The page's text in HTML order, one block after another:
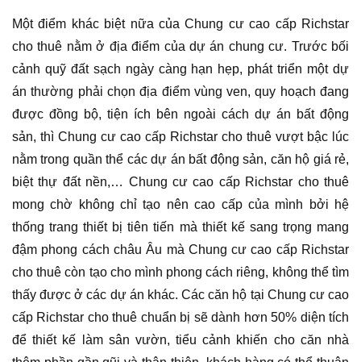
Một điểm khác biệt nữa của Chung cư cao cấp Richstar
cho thuê nằm ở địa điểm của dự án chung cư. Trước bối
cảnh quỹ đất sạch ngày càng hạn hẹp, phát triển một dự
án thường phải chọn địa điểm vùng ven, quy hoạch đang
được đồng bộ, tiện ích bên ngoài cách dự án bất động
sản, thì Chung cư cao cấp Richstar cho thuê vượt bậc lúc
nằm trong quần thể các dự án bất động sản, căn hộ giá rẻ,
biệt thự đất nền,… Chung cư cao cấp Richstar cho thuê
mong chờ không chỉ tạo nên cao cấp của mình bởi hệ
thống trang thiết bị tiên tiến mà thiết kế sang trọng mang
đậm phong cách châu Âu mà Chung cư cao cấp Richstar
cho thuê còn tạo cho mình phong cách riêng, không thể tìm
thấy được ở các dự án khác. Các căn hộ tại Chung cư cao
cấp Richstar cho thuê chuẩn bị sẽ dành hơn 50% diện tích
để thiết kế làm sân vườn, tiểu cảnh khiến cho căn nhà